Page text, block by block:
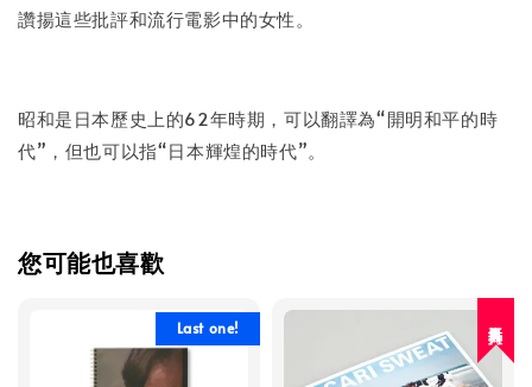
讚揚這些批評和流行電影中的女性。
昭和是日本歷史上的62年時期，可以翻譯為“開明和平的時
代”，但也可以指“日本輝煌的時代”。
您可能也喜歡
Last one!